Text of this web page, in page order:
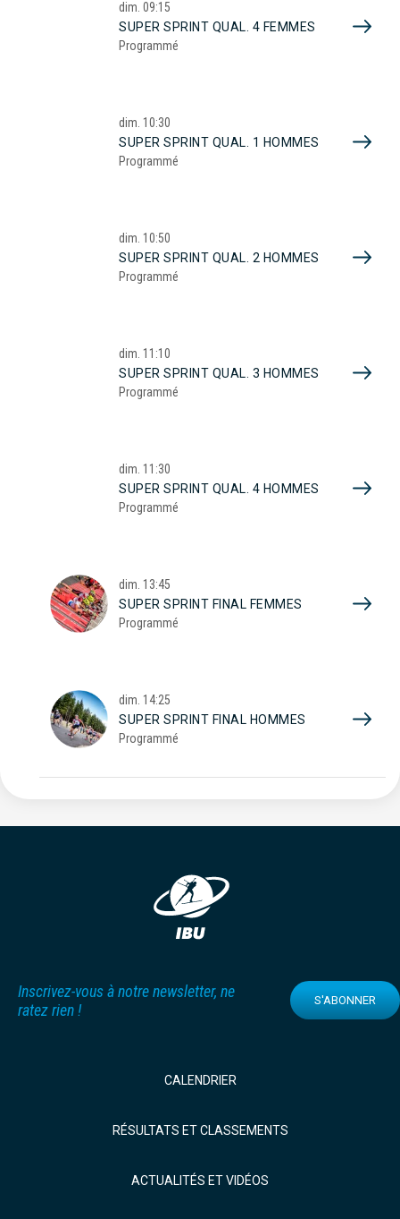
dim. 09:15
SUPER SPRINT QUAL. 4 FEMMES
Programmé
dim. 10:30
SUPER SPRINT QUAL. 1 HOMMES
Programmé
dim. 10:50
SUPER SPRINT QUAL. 2 HOMMES
Programmé
dim. 11:10
SUPER SPRINT QUAL. 3 HOMMES
Programmé
dim. 11:30
SUPER SPRINT QUAL. 4 HOMMES
Programmé
dim. 13:45
SUPER SPRINT FINAL FEMMES
Programmé
dim. 14:25
SUPER SPRINT FINAL HOMMES
Programmé
Inscrivez-vous à notre newsletter, ne
ratez rien !
S'ABONNER
CALENDRIER
RÉSULTATS ET CLASSEMENTS
ACTUALITÉS ET VIDÉOS